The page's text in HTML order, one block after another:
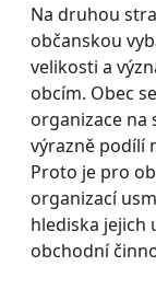
Na druhou
občanskou
velikosti a
obcím. Obec
organizace na
výrazně podílí
Proto je pro
organizací
hlediska jejich
obchodní